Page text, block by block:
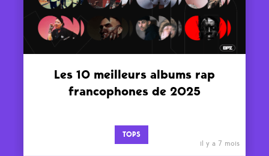
Les 10 meilleurs albums rap
francophones de 2025
TOPS
il y a 7 mois